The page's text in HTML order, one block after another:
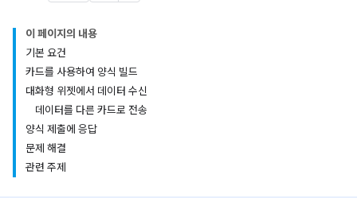
이 페이지의 내용
기본 요건
카드를 사용하여 양식 빌드
대화형 위젯에서 데이터 수신
데이터를 다른 카드로 전송
양식 제출에 응답
문제 해결
관련 주제